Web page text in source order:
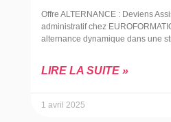
Offre ALTERNANCE : Deviens
administratif chez
alternance dynamique dans une
LIRE LA SUITE »
1 avril 2025